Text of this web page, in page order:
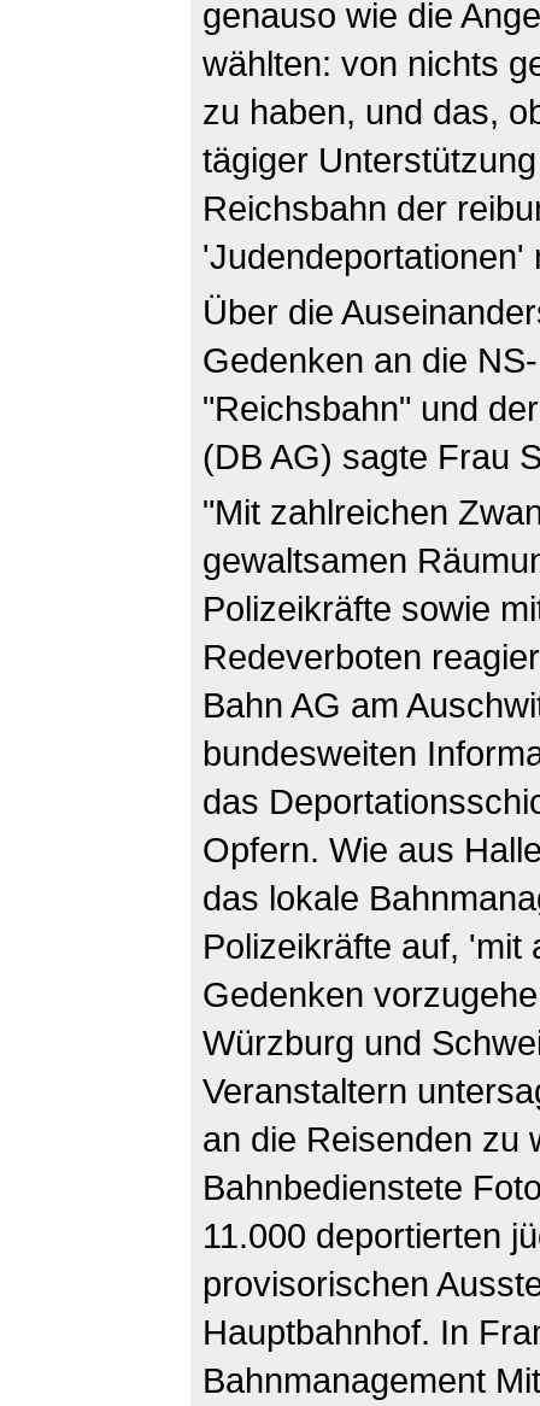
genauso wie die
wählten: von nichts
zu haben, und das,
tägiger
Reichsbahn der
'Judendeportationen'
Über die
Gedenken an die
"Reichsbahn" und
(DB AG) sagte Frau
"Mit zahlreichen
gewaltsamen
Polizeikräfte sowie
Redeverboten
Bahn AG am
bundesweiten
das
Opfern. Wie aus
das lokale
Polizeikräfte auf, 'mit
Gedenken
Würzburg und
Veranstaltern
an die Reisenden zu
Bahnbedienstete
11.000 deportierten
provisorischen
Hauptbahnhof. In
Bahnmanagement